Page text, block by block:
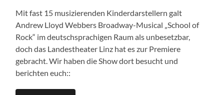
Mit fast 15 musizierenden Kinderdarstellern galt
Andrew Lloyd Webbers Broadway-Musical „School of
Rock“ im deutschsprachigen Raum als unbesetzbar,
doch das Landestheater Linz hat es zur Premiere
gebracht. Wir haben die Show dort besucht und
berichten euch::